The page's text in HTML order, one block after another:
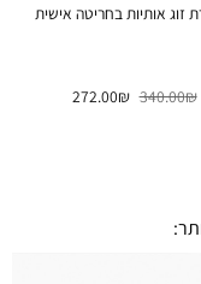
זוג אותיות בחריטה אישית
340.00₪ המחיר
272.00₪ המחיר